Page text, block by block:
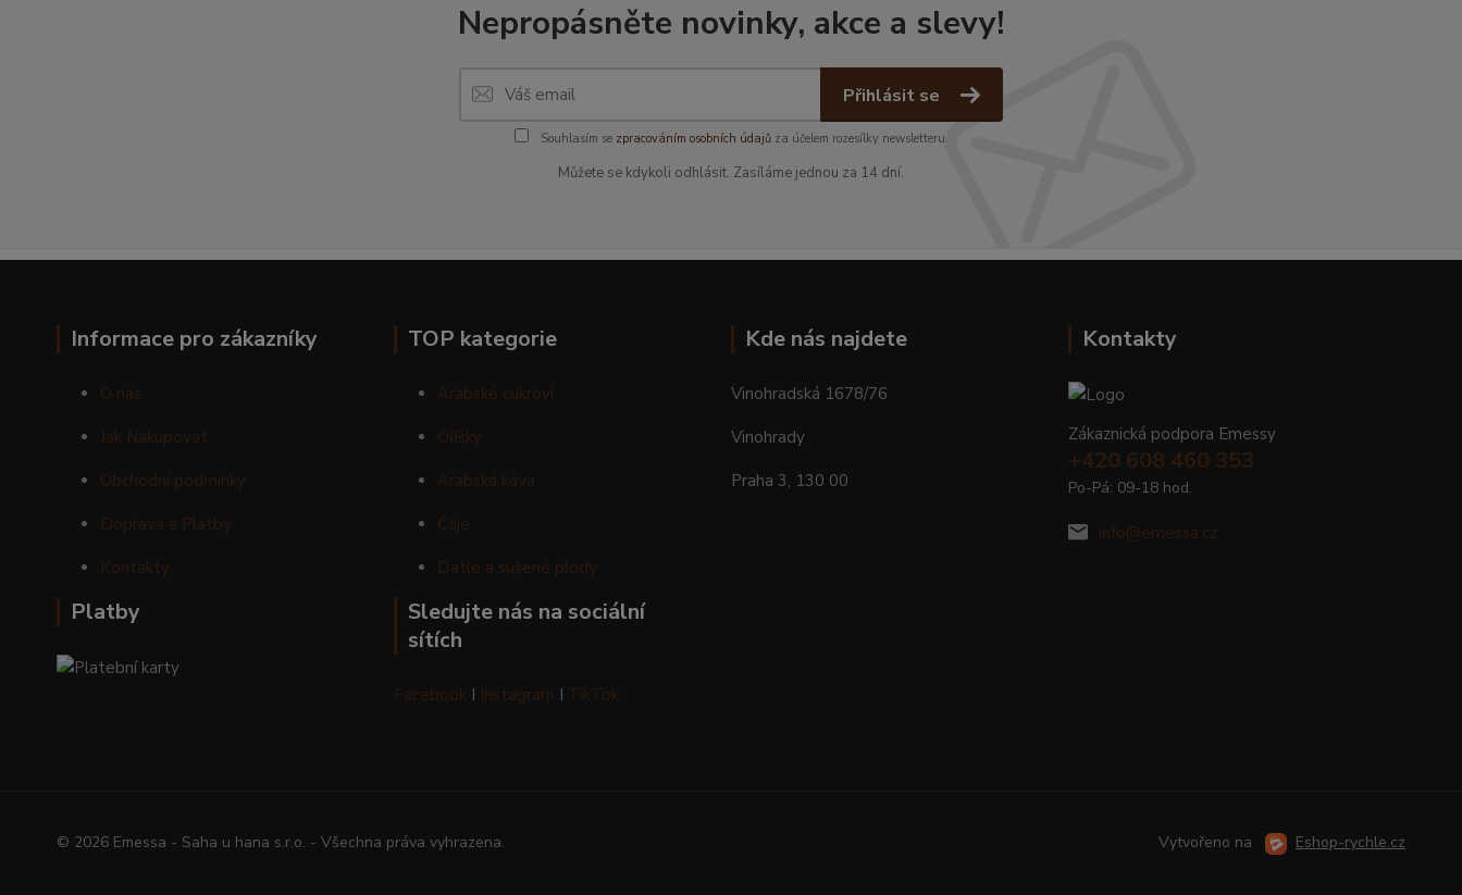
Nepropásněte novinky, akce a slevy!
Přihlásit se
Souhlasím se zpracováním osobních údajůza účelem rozesílky newsletteru.
Můžete se kdykoli odhlásit. Zasíláme jednou za 14 dní.
Informace pro zákazníky
O nás
Jak Nakupovat
Obchodní podmínky
Doprava a Platby
Kontakty
Platby
TOP kategorie
Arabské cukroví
Oříšky
Arabská káva
Čaje
Datle a sušené plody
Sledujte nás na sociální
sítích
Facebook I Instagram I TikTok
Kde nás najdete
Vinohradská 1678/76
Vinohrady
Praha 3, 130 00
Kontakty
Zákaznická podpora Emessy
+420 608 460 353
Po-Pá: 09-18 hod.
info@emessa.cz
© 2026 Emessa - Saha u hana s.r.o. - Všechna práva vyhrazena. Vytvořeno na Eshop-rychle.cz